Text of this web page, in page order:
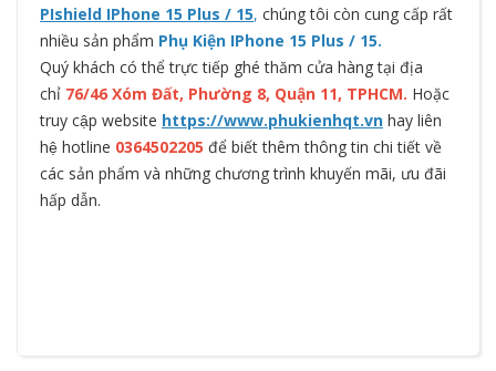
PIshield IPhone 15 Plus / 15, chúng tôi còn cung cấp rất
nhiều sản phẩm Phụ Kiện IPhone 15 Plus / 15.
Quý khách có thể trực tiếp ghé thăm cửa hàng tại địa
chỉ 76/46 Xóm Đất, Phường 8, Quận 11, TPHCM. Hoặc
truy cập website https://www.phukienhqt.vn hay liên
hệ hotline 0364502205 để biết thêm thông tin chi tiết về
các sản phẩm và những chương trình khuyến mãi, ưu đãi
hấp dẫn.